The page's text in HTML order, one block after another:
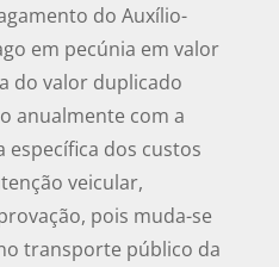
do Auxílio-
em pecúnia em valor
do valor duplicado
anualmente com a
dos custos
veicular,
pois muda-se
transporte público da